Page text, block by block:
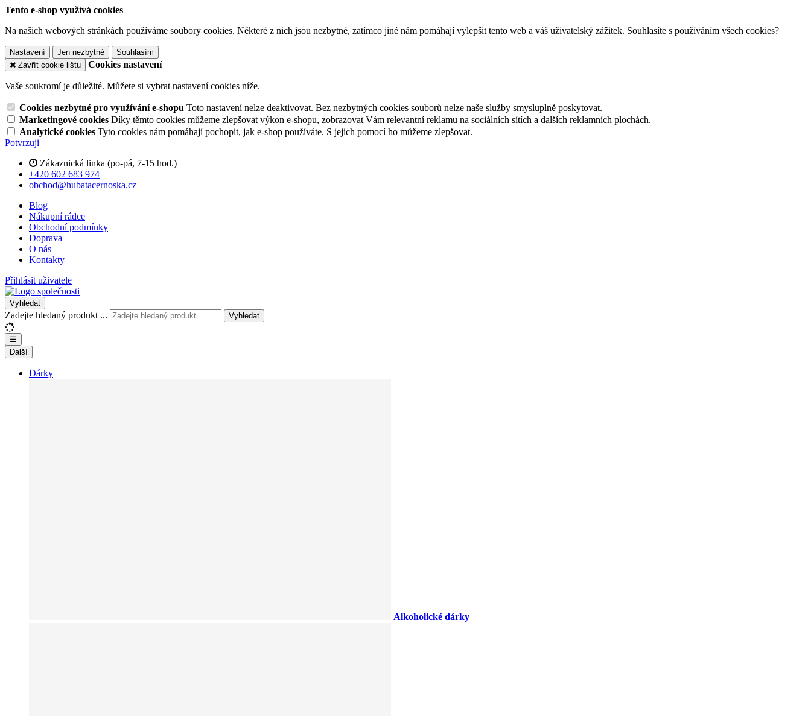
Tento e-shop využívá cookies
Na našich webových stránkách používáme soubory cookies. Některé z nich jsou nezbytné, zatímco jiné nám pomáhají vylepšit tento web a váš uživatelský zážitek. Souhlasíte s používáním všech cookies?
Nastavení Jen nezbytné
Souhlasím
Zavřít cookie lištu
Cookies nastavení
Vaše soukromí je důležité. Můžete si vybrat nastavení cookies níže.
Cookies nezbytné pro využívání e-shopu Toto nastavení nelze deaktivovat. Bez nezbytných cookies souborů nelze naše služby smysluplně poskytovat.
Marketingové cookies Díky těmto cookies můžeme zlepšovat výkon e-shopu, zobrazovat Vám relevantní reklamu na sociálních sítích a dalších reklamních plochách.
Analytické cookies Tyto cookies nám pomáhají pochopit, jak e-shop používáte. S jejich pomocí ho můžeme zlepšovat.
Potvrzuji
Zákaznická linka (po-pá, 7-15 hod.)
+420 602 683 974
obchod@hubatacernoska.cz
Blog
Nákupní rádce
Obchodní podmínky
Doprava
O nás
Kontakty
Přihlásit uživatele
Vyhledat
Zadejte hledaný produkt ... Vyhledat
☰
Další
Dárky
Alkoholické dárky